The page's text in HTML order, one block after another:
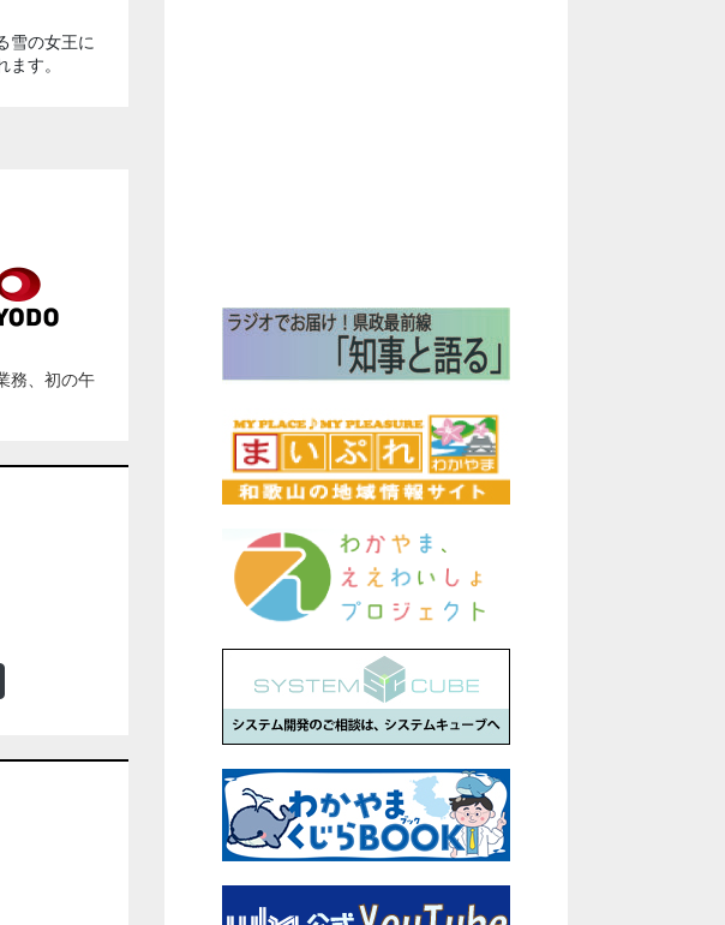
雪の女王に
す。
務、初の午